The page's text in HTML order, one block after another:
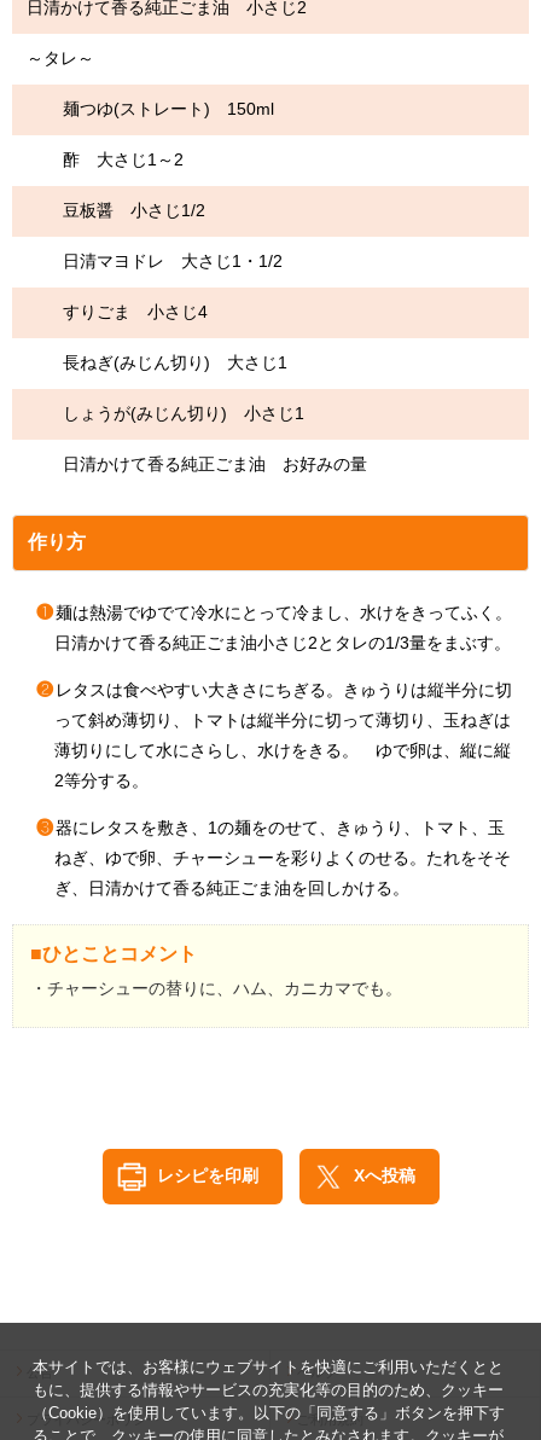
日清かけて香る純正ごま油 小さじ2
～タレ～
麺つゆ(ストレート) 150ml
酢 大さじ1～2
豆板醤 小さじ1/2
日清マヨドレ 大さじ1・1/2
すりごま 小さじ4
長ねぎ(みじん切り) 大さじ1
しょうが(みじん切り) 小さじ1
日清かけて香る純正ごま油 お好みの量
作り方
❶麺は熱湯でゆでて冷水にとって冷まし、水けをきってふく。
日清かけて香る純正ごま油小さじ2とタレの1/3量をまぶす。
❷ レタスは食べやすい大きさにちぎる。きゅうりは縦半分に切
って斜め薄切り、トマトは縦半分に切って薄切り、玉ねぎは
薄切りにして水にさらし、水けをきる。 ゆで卵は、縦に縦
2等分する。
❸器にレタスを敷き、1の麺をのせて、きゅうり、トマト、玉
ねぎ、ゆで卵、チャーシューを彩りよくのせる。たれをそそ
ぎ、日清かけて香る純正ごま油を回しかける。
■ひとことコメント
・チャーシューの替りに、ハム、カニカマでも。
レシピを印刷 Xへ投稿
公告 ヘルプ
プライバシーポリシー ご利用規約
本サイトでは、お客様にウェブサイトを快適にご利用いただくとと
もに、提供する情報やサービスの充実化等の目的のため、クッキー
（Cookie）を使用しています。以下の「同意する」ボタンを押下す
ることで、クッキーの使用に同意したとみなされます。クッキーが